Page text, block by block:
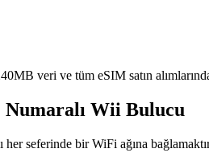
veri ve tüm eSIM satın
Wii Bulucu
seferinde bir WiFi ağına